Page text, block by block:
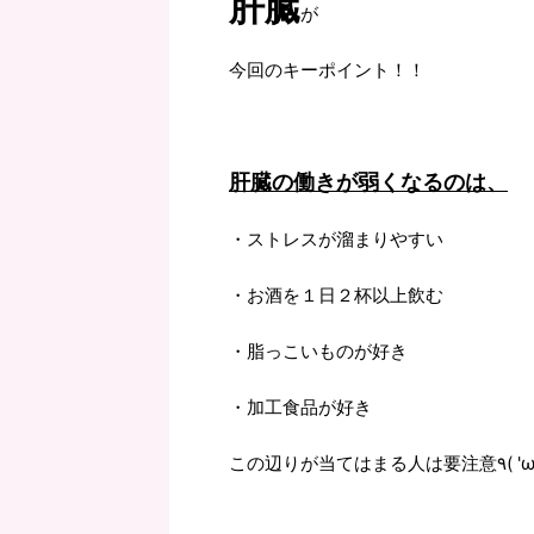
が
今回のキーポイント！！
肝臓の働きが弱くなるのは、
・ストレスが溜まりやすい
・お酒を１日２杯以上飲む
・脂っこいものが好き
・加工食品が好き